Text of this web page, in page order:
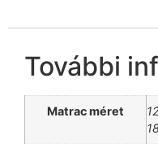
További
Matrac méret